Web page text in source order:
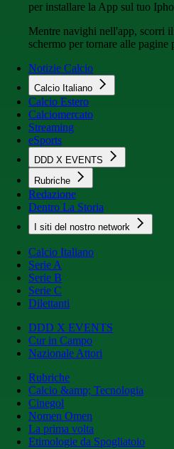
per installare la App sul tuo
Mentre navighi nell'app, scorri
schermo per tornare alle pagine
Notizie Calcio
Calcio Italiano
Calcio Estero
Calciomercato
Streaming
eSports
DDD X EVENTS
Rubriche
Redazione
Dentro La Storia
I siti del nostro network
Calcio Italiano
Serie A
Serie B
Serie C
Dilettanti
DDD X EVENTS
Cur in Campo
Nazionale Attori
Rubriche
Calcio &amp; Tecnologia
Cinegol
Nomen Omen
La prima volta
Etimologie da Spogliatoio